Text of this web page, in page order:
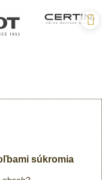
súkromia